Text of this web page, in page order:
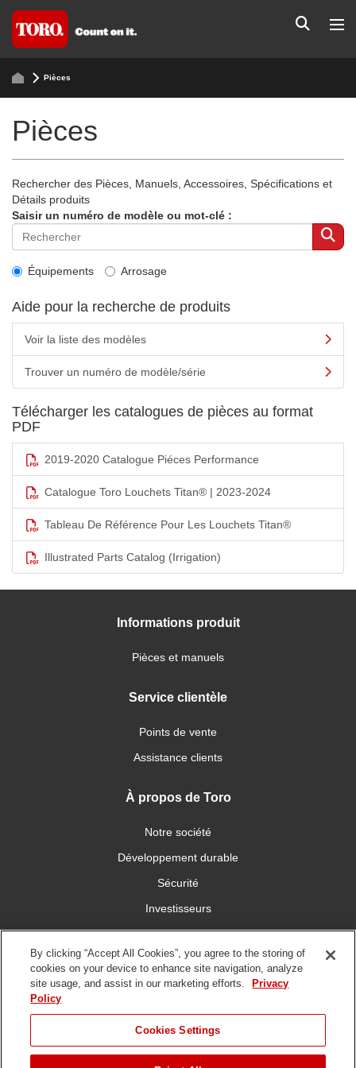
Pièces
Pièces
Rechercher des Pièces, Manuels, Accessoires, Spécifications et
Détails produits
Saisir un numéro de modèle ou mot-clé :
Équipements Arrosage
Aide pour la recherche de produits
Voir la liste des modèles
Trouver un numéro de modèle/série
Télécharger les catalogues de pièces au format
PDF
2019-2020 Catalogue Piéces Performance
Catalogue Toro Louchets Titan® | 2023-2024
Tableau De Référence Pour Les Louchets Titan®
Illustrated Parts Catalog (Irrigation)
Informations produit
Pièces et manuels
Service clientèle
Points de vente
Assistance clients
À propos de Toro
Notre société
Développement durable
Sécurité
Investisseurs
Carrières
Connectez-vous avec nous
By clicking “Accept All Cookies”, you agree to the storing of
cookies on your device to enhance site navigation, analyze
site usage, and assist in our marketing efforts.
Privacy
Policy
Cookies Settings